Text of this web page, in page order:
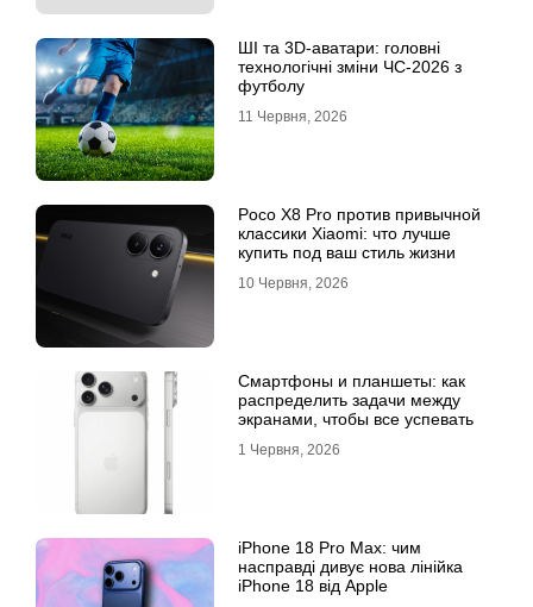
ШІ та 3D-аватари: головні
технологічні зміни ЧС-2026 з
футболу
11 Червня, 2026
Poco X8 Pro против привычной
классики Xiaomi: что лучше
купить под ваш стиль жизни
10 Червня, 2026
Смартфоны и планшеты: как
распределить задачи между
экранами, чтобы все успевать
1 Червня, 2026
iPhone 18 Pro Max: чим
насправді дивує нова лінійка
iPhone 18 від Apple